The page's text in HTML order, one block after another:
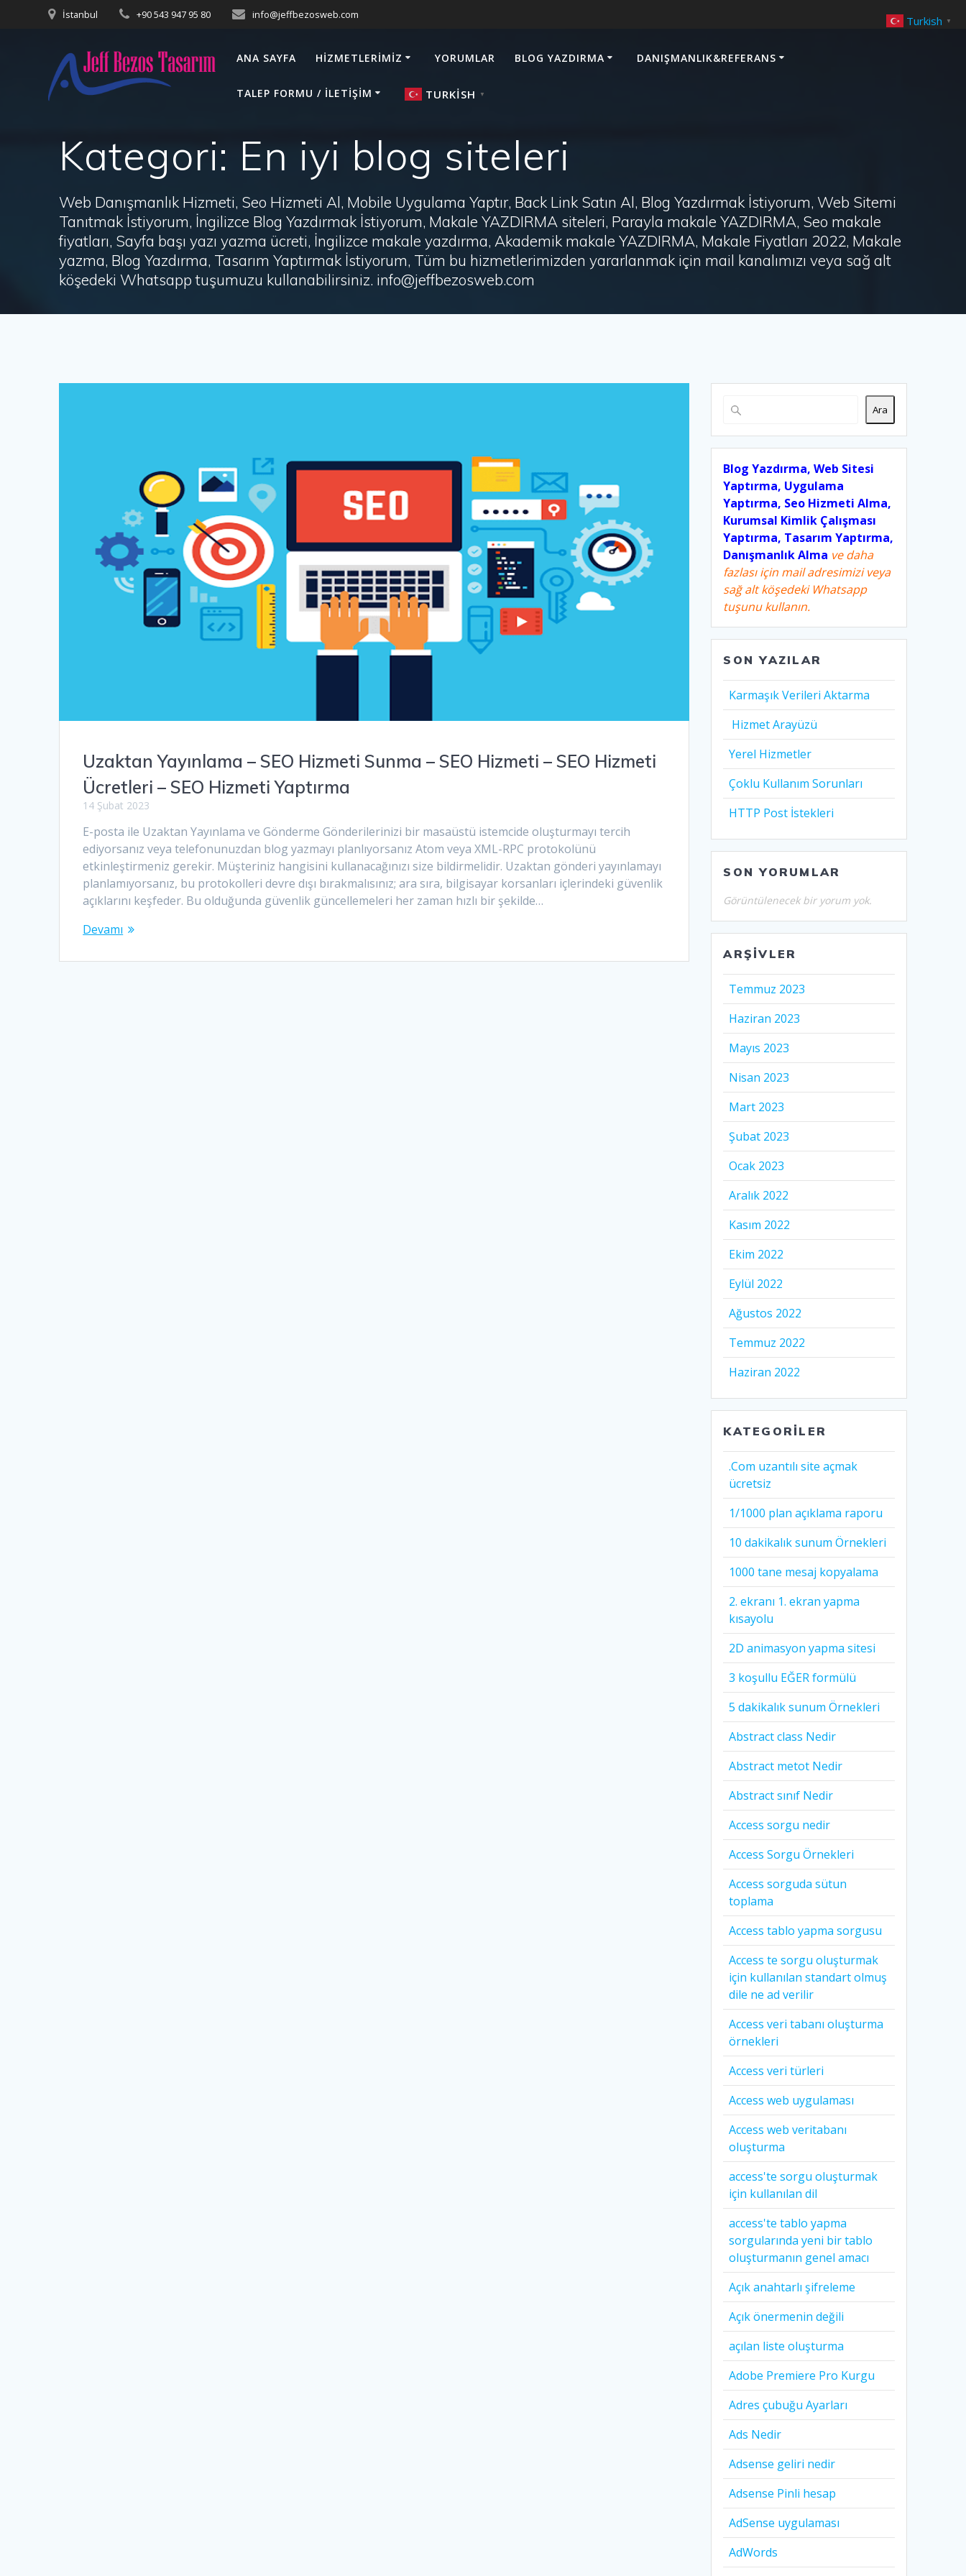
İstanbul +90 543 947 95 80 info@jeffbezosweb.com
ANA SAYFA HIZMETLERIMIZ YORUMLAR BLOG YAZDIRMA DANIŞMANLIK&REFERANS
TALEP FORMU / İLETIŞIM TURKISH ▼
Kategori: En iyi blog siteleri
Web Danışmanlık Hizmeti, Seo Hizmeti Al, Mobile Uygulama Yaptır, Back Link Satın Al, Blog Yazdırmak İstiyorum, Web Sitemi
Tanıtmak İstiyorum, İngilizce Blog Yazdırmak İstiyorum, Makale YAZDIRMA siteleri, Parayla makale YAZDIRMA, Seo makale
fiyatları, Sayfa başı yazı yazma ücreti, İngilizce makale yazdırma, Akademik makale YAZDIRMA, Makale Fiyatları 2022, Makale
yazma, Blog Yazdırma, Tasarım Yaptırmak İstiyorum, Tüm bu hizmetlerimizden yararlanmak için mail kanalımızı veya sağ alt
köşedeki Whatsapp tuşumuzu kullanabilirsiniz. info@jeffbezosweb.com
Uzaktan Yayınlama – SEO Hizmeti Sunma – SEO Hizmeti – SEO Hizmeti
Ücretleri – SEO Hizmeti Yaptırma
14 Şubat 2023
E-posta ile Uzaktan Yayınlama ve Gönderme Gönderilerinizi bir masaüstü istemcide oluşturmayı tercih
ediyorsanız veya telefonunuzdan blog yazmayı planlıyorsanız Atom veya XML-RPC protokolünü
etkinleştirmeniz gerekir. Müşteriniz hangisini kullanacağınızı size bildirmelidir. Uzaktan gönderi yayınlamayı
planlamıyorsanız, bu protokolleri devre dışı bırakmalısınız; ara sıra, bilgisayar korsanları içlerindeki güvenlik
açıklarını keşfeder. Bu olduğunda güvenlik güncellemeleri her zaman hızlı bir şekilde…
Devamı
Ara
Blog Yazdırma, Web Sitesi
Yaptırma, Uygulama
Yaptırma, Seo Hizmeti Alma,
Kurumsal Kimlik Çalışması
Yaptırma, Tasarım Yaptırma,
Danışmanlık Alma ve daha
fazlası için mail adresimizi veya
sağ alt köşedeki Whatsapp
tuşunu kullanın.
SON YAZILAR
Karmaşık Verileri Aktarma
Hizmet Arayüzü
Yerel Hizmetler
Çoklu Kullanım Sorunları
HTTP Post İstekleri
SON YORUMLAR
Görüntülenecek bir yorum yok.
ARŞIVLER
Temmuz 2023
Haziran 2023
Mayıs 2023
Nisan 2023
Mart 2023
Şubat 2023
Ocak 2023
Aralık 2022
Kasım 2022
Ekim 2022
Eylül 2022
Ağustos 2022
Temmuz 2022
Haziran 2022
KATEGORILER
.Com uzantılı site açmak
ücretsiz
1/1000 plan açıklama raporu
10 dakikalık sunum Örnekleri
1000 tane mesaj kopyalama
2. ekranı 1. ekran yapma
kısayolu
2D animasyon yapma sitesi
3 koşullu EĞER formülü
5 dakikalık sunum Örnekleri
Abstract class Nedir
Abstract metot Nedir
Abstract sınıf Nedir
Access sorgu nedir
Access Sorgu Örnekleri
Access sorguda sütun
toplama
Access tablo yapma sorgusu
Access te sorgu oluşturmak
için kullanılan standart olmuş
dile ne ad verilir
Access veri tabanı oluşturma
örnekleri
Access veri türleri
Access web uygulaması
Access web veritabanı
oluşturma
access'te sorgu oluşturmak
için kullanılan dil
access'te tablo yapma
sorgularında yeni bir tablo
oluşturmanın genel amacı
Açık anahtarlı şifreleme
Açık önermenin değili
açılan liste oluşturma
Adobe Premiere Pro Kurgu
Adres çubuğu Ayarları
Ads Nedir
Adsense geliri nedir
Adsense Pinli hesap
AdSense uygulaması
AdWords
Turkish ▼